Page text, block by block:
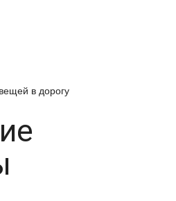
в дорогу